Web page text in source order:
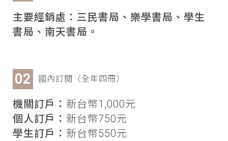
主要經銷處：三民書局、樂學書局、學生
書局、南天書局。
國內訂閱（全年四冊）
機關訂戶： 新台幣1,000元
個人訂戶： 新台幣750元
學生訂戶： 新台幣550元